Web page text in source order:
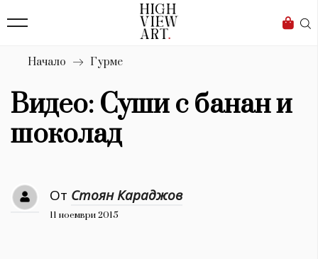
Бизнес
Мода
Dialogue
Изкуство
4339
Красота
777
Начало Гурме
Видео: Суши с банан и
шоколад
От Стоян Караджов
11 ноември 2015